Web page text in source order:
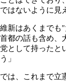
ではないように見
維新はあくまでも
首都の話も含め、
党として持ったと
う」
では、これまで立